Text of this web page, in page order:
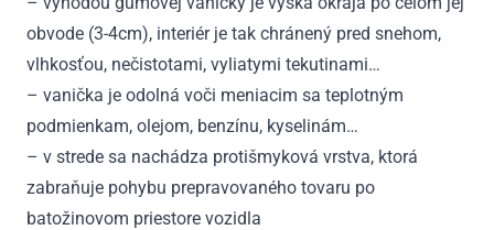
obvode (3-4cm), interiér je tak chránený pred snehom,
vlhkosťou, nečistotami, vyliatymi tekutinami…
– vanička je odolná voči meniacim sa teplotným
podmienkam, olejom, benzínu, kyselinám…
– v strede sa nachádza protišmyková vrstva, ktorá
zabraňuje pohybu prepravovaného tovaru po
batožinovom priestore vozidla